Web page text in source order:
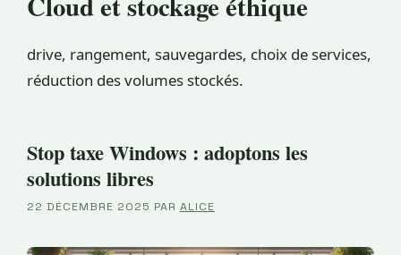
drive, rangement, sauvegardes, choix de services,
réduction des volumes stockés.
Stop taxe Windows : adoptons les
solutions libres
22 DÉCEMBRE 2025 PAR ALICE